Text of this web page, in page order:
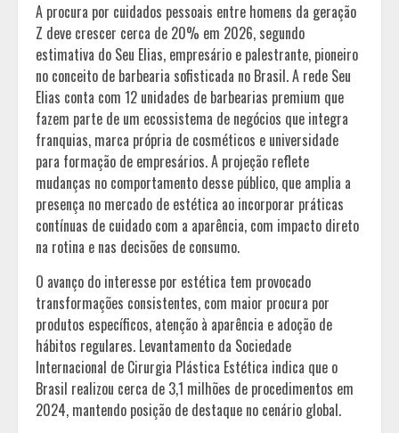
A procura por cuidados pessoais entre homens da geração
Z deve crescer cerca de 20% em 2026, segundo
estimativa do Seu Elias, empresário e palestrante, pioneiro
no conceito de barbearia sofisticada no Brasil. A rede Seu
Elias conta com 12 unidades de barbearias premium que
fazem parte de um ecossistema de negócios que integra
franquias, marca própria de cosméticos e universidade
para formação de empresários. A projeção reflete
mudanças no comportamento desse público, que amplia a
presença no mercado de estética ao incorporar práticas
contínuas de cuidado com a aparência, com impacto direto
na rotina e nas decisões de consumo.
O avanço do interesse por estética tem provocado
transformações consistentes, com maior procura por
produtos específicos, atenção à aparência e adoção de
hábitos regulares. Levantamento da Sociedade
Internacional de Cirurgia Plástica Estética indica que o
Brasil realizou cerca de 3,1 milhões de procedimentos em
2024, mantendo posição de destaque no cenário global.